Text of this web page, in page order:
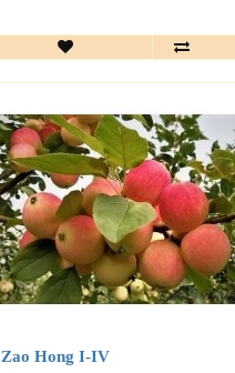
Zao Hong I-IV